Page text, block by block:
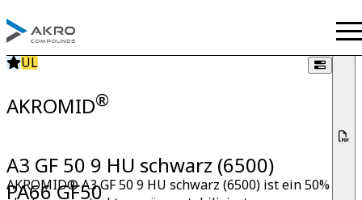
AKROMID®
UL
A3 GF 50 9 HU schwarz (6500)
PA66 GF50
AKROMID® A3 GF 50 9 HU schwarz (6500) ist ein 50%